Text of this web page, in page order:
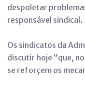
despoletar
responsável sindical.
Os sindicatos da
discutir hoje “que,
se reforçem os